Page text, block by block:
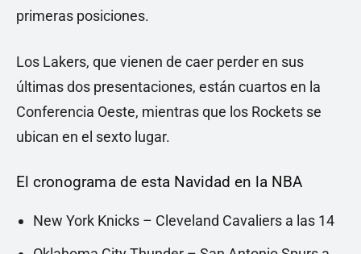
primeras posiciones.
Los Lakers, que vienen de caer perder en sus
últimas dos presentaciones, están cuartos en la
Conferencia Oeste, mientras que los Rockets se
ubican en el sexto lugar.
El cronograma de esta Navidad en la NBA
New York Knicks – Cleveland Cavaliers a las 14